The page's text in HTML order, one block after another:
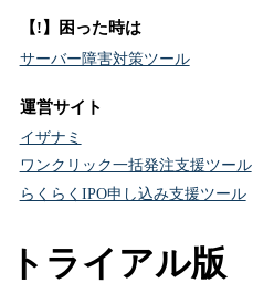
【!】困った時は
サーバー障害対策ツール
運営サイト
イザナミ
ワンクリック一括発注支援ツール
らくらくIPO申し込み支援ツール
トライアル版